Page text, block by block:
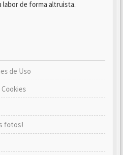
labor de forma altruista.
de Uso
fotos!